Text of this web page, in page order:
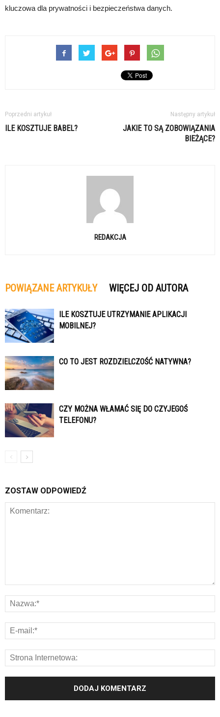
kluczowa dla prywatności i bezpieczeństwa danych.
Poprzedni artykuł
ILE KOSZTUJE BABEL?
Następny artykuł
JAKIE TO SĄ ZOBOWIĄZANIA
BIEŻĄCE?
REDAKCJA
POWIĄZANE ARTYKUŁY WIĘCEJ OD AUTORA
ILE KOSZTUJE UTRZYMANIE APLIKACJI
MOBILNEJ?
CO TO JEST ROZDZIELCZOŚĆ NATYWNA?
CZY MOŻNA WŁAMAĆ SIĘ DO CZYJEGOŚ
TELEFONU?
ZOSTAW ODPOWIEDŹ